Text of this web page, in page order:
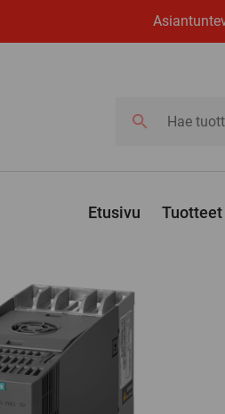
tuotteita
Etusivu Tuotteet